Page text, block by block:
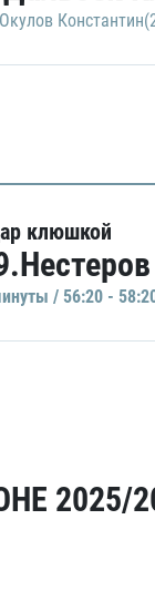
клюшкой
/ 56:20 -
2025/